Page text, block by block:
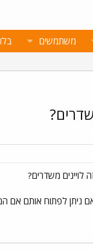
משתמשים
לויינים משדרים?